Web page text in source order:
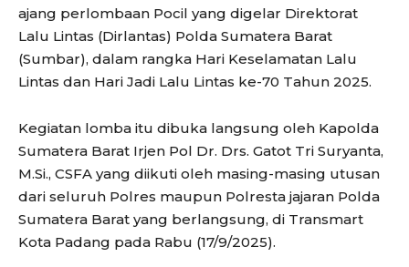
ajang perlombaan Pocil yang digelar Direktorat
Lalu Lintas (Dirlantas) Polda Sumatera Barat
(Sumbar), dalam rangka Hari Keselamatan Lalu
Lintas dan Hari Jadi Lalu Lintas ke-70 Tahun 2025.
Kegiatan lomba itu dibuka langsung oleh Kapolda
Sumatera Barat Irjen Pol Dr. Drs. Gatot Tri Suryanta,
M.Si., CSFA yang diikuti oleh masing-masing utusan
dari seluruh Polres maupun Polresta jajaran Polda
Sumatera Barat yang berlangsung, di Transmart
Kota Padang pada Rabu (17/9/2025).